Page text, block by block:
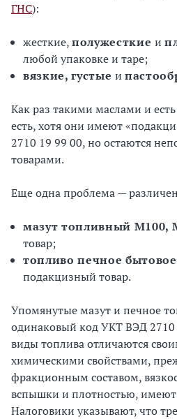
ГНС):
жесткие,полужесткие и
любой упаковке и таре;
вязкие, густые и
Как раз такими маслами и есть
есть, хотя они имеют
2710 19 99 00, но остаются
товарами.
Еще одна проблема —
мазут топливный М100,
товар;
топливо печное
подакцизный товар.
Упомянутые мазут и печное
одинаковый код УКТ ВЭД 2710
виды топлива отличаются
химическими свойствами,
фракционным составом,
вспышки и плотностью,
Налоговики указывают, что